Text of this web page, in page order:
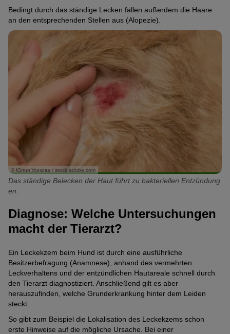
Bedingt durch das ständige Lecken fallen außerdem die Haare
an den entsprechenden Stellen aus (Alopezie).
© Юлия Усикова / stock.adobe.com
Das ständige Belecken der Haut führt zu bakteriellen Entzündung
en.
Diagnose: Welche Untersuchungen
macht der Tierarzt?
Ein Leckekzem beim Hund ist durch eine ausführliche
Besitzerbefragung (Anamnese), anhand des vermehrten
Leckverhaltens und der entzündlichen Hautareale schnell durch
den Tierarzt diagnostiziert. Anschließend gilt es aber
herauszufinden, welche Grunderkrankung hinter dem Leiden
steckt.
So gibt zum Beispiel die Lokalisation des Leckekzems schon
erste Hinweise auf die mögliche Ursache. Bei einer